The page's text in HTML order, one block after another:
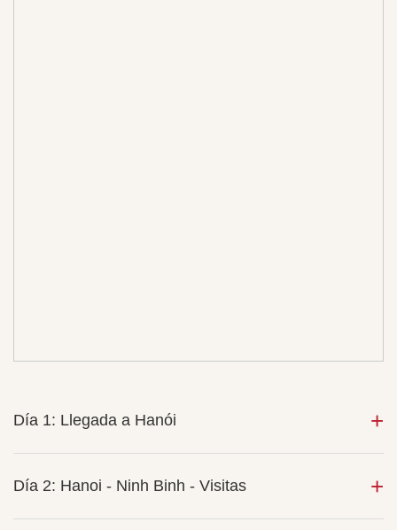
Día 1: Llegada a Hanói
Día 2: Hanoi - Ninh Binh - Visitas